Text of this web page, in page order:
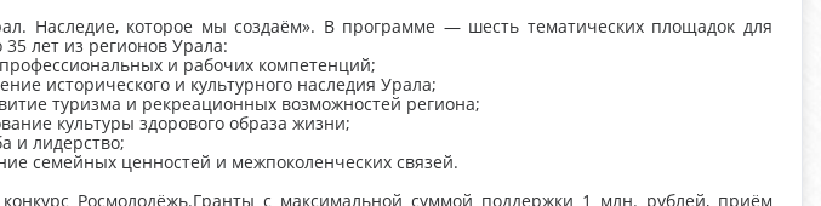
Наследие, которое мы создаём». В программе — шесть тематических площадок для
лет из регионов Урала:
и рабочих компетенций;
исторического и культурного наследия Урала;
туризма и рекреационных возможностей региона;
культуры здорового образа жизни;
и лидерство;
семейных ценностей и межпоколенческих связей.
Росмолодёжь.Гранты с максимальной суммой поддержки 1 млн. рублей, приём